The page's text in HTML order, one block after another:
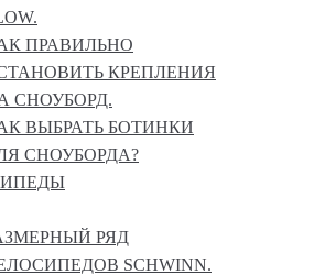
ПРАВИЛЬНО
КРЕПЛЕНИЯ
СНОУБОРД.
ВЫБРАТЬ БОТИНКИ
СНОУБОРДА?
РЯД
SCHWINN.